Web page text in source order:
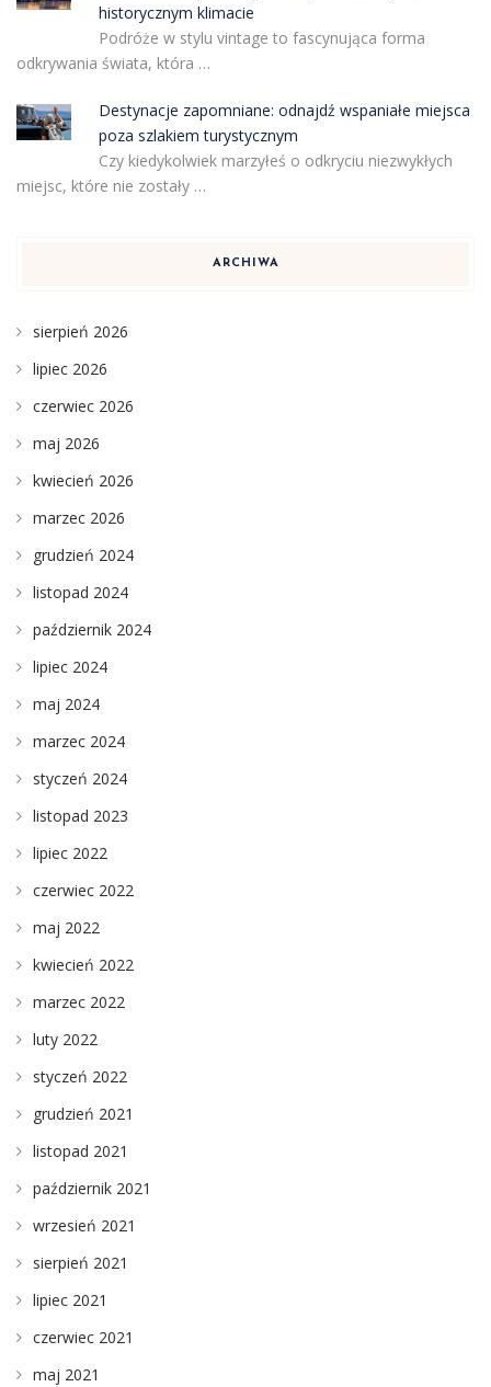
historycznym klimacie
Podróże w stylu vintage to fascynująca forma
odkrywania świata, która …
Destynacje zapomniane: odnajdź wspaniałe miejsca
poza szlakiem turystycznym
Czy kiedykolwiek marzyłeś o odkryciu niezwykłych
miejsc, które nie zostały …
ARCHIWA
sierpień 2026
lipiec 2026
czerwiec 2026
maj 2026
kwiecień 2026
marzec 2026
grudzień 2024
listopad 2024
październik 2024
lipiec 2024
maj 2024
marzec 2024
styczeń 2024
listopad 2023
lipiec 2022
czerwiec 2022
maj 2022
kwiecień 2022
marzec 2022
luty 2022
styczeń 2022
grudzień 2021
listopad 2021
październik 2021
wrzesień 2021
sierpień 2021
lipiec 2021
czerwiec 2021
maj 2021